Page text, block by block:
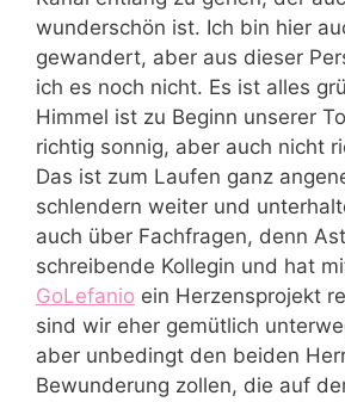
wunderschön ist. Ich bin hier
gewandert, aber aus dieser
ich es noch nicht. Es ist alles
Himmel ist zu Beginn unserer
richtig sonnig, aber auch nicht
Das ist zum Laufen ganz
schlendern weiter und
auch über Fachfragen, denn
schreibende Kollegin und hat
GoLefanio ein Herzensprojekt
sind wir eher gemütlich
aber unbedingt den beiden
Bewunderung zollen, die auf